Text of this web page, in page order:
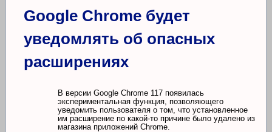
Google Chrome будет
уведомлять об опасных
расширениях
В версии Google Chrome 117 появилась
экспериментальная функция, позволяющего
уведомить пользователя о том, что установленное
им расширение по какой-то причине было удалено из
магазина приложений Chrome.